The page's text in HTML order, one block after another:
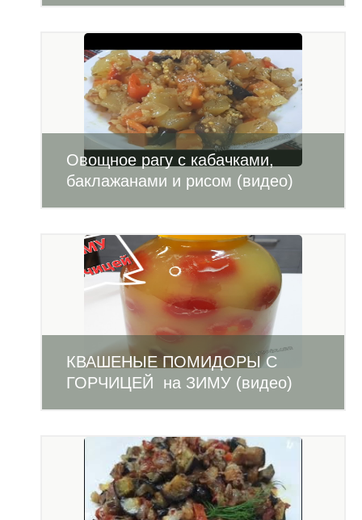
Овощное рагу с кабачками,
баклажанами и рисом (видео)
КВАШЕНЫЕ ПОМИДОРЫ С
ГОРЧИЦЕЙ на ЗИМУ (видео)